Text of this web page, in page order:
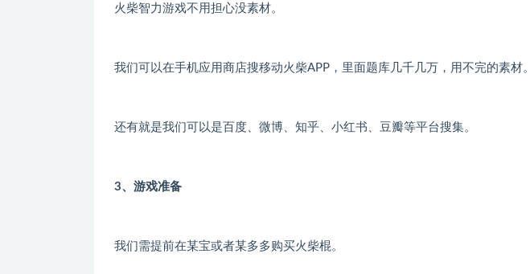
火柴智力游戏不用担心没素材。
我们可以在手机应用商店搜移动火柴APP，里面题库几千几万，用不完的素材。
还有就是我们可以是百度、微博、知乎、小红书、豆瓣等平台搜集。
3、游戏准备
我们需提前在某宝或者某多多购买火柴棍。